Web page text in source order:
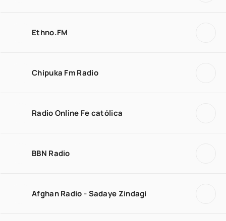
Ethno.FM
Chipuka Fm Radio
Radio Online Fe católica
BBN Radio
Afghan Radio - Sadaye Zindagi